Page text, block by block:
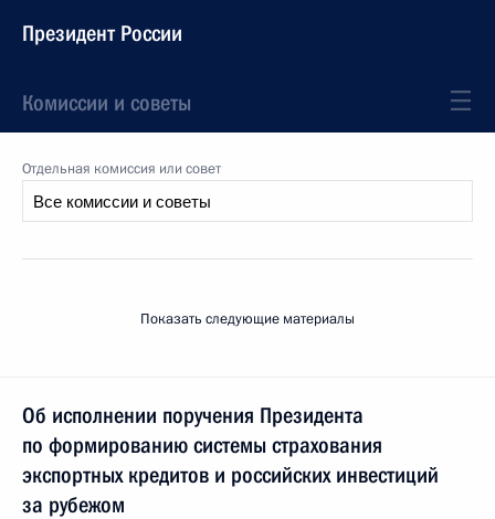
Президент России
Комиссии и советы
Отдельная комиссия или совет
Показать следующие материалы
Об исполнении поручения Президента
по формированию системы страхования
экспортных кредитов и российских инвестиций
за рубежом